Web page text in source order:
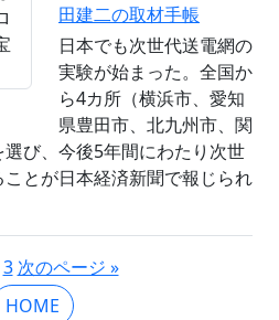
田建二の取材手帳
日本でも次世代送電網の
実験が始まった。全国か
ら4カ所（横浜市、愛知
県豊田市、北九州市、関
び、今後5年間にわたり次世
とが日本経済新聞で報じられ
3 次のページ »
HOME